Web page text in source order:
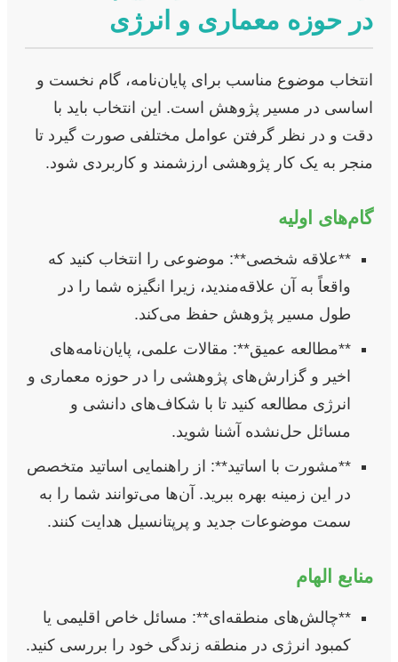
در حوزه معماری و انرژی
انتخاب موضوع مناسب برای پایان‌نامه، گام نخست و
اساسی در مسیر پژوهش است. این انتخاب باید با
دقت و در نظر گرفتن عوامل مختلفی صورت گیرد تا
منجر به یک کار پژوهشی ارزشمند و کاربردی شود.
گام‌های اولیه
**علاقه شخصی**: موضوعی را انتخاب کنید که
واقعاً به آن علاقه‌مندید، زیرا انگیزه شما را در
طول مسیر پژوهش حفظ می‌کند.
**مطالعه عمیق**: مقالات علمی، پایان‌نامه‌های
اخیر و گزارش‌های پژوهشی را در حوزه معماری و
انرژی مطالعه کنید تا با شکاف‌های دانشی و
مسائل حل‌نشده آشنا شوید.
**مشورت با اساتید**: از راهنمایی اساتید متخصص
در این زمینه بهره ببرید. آن‌ها می‌توانند شما را به
سمت موضوعات جدید و پرپتانسیل هدایت کنند.
منابع الهام
**چالش‌های منطقه‌ای**: مسائل خاص اقلیمی یا
کمبود انرژی در منطقه زندگی خود را بررسی کنید.